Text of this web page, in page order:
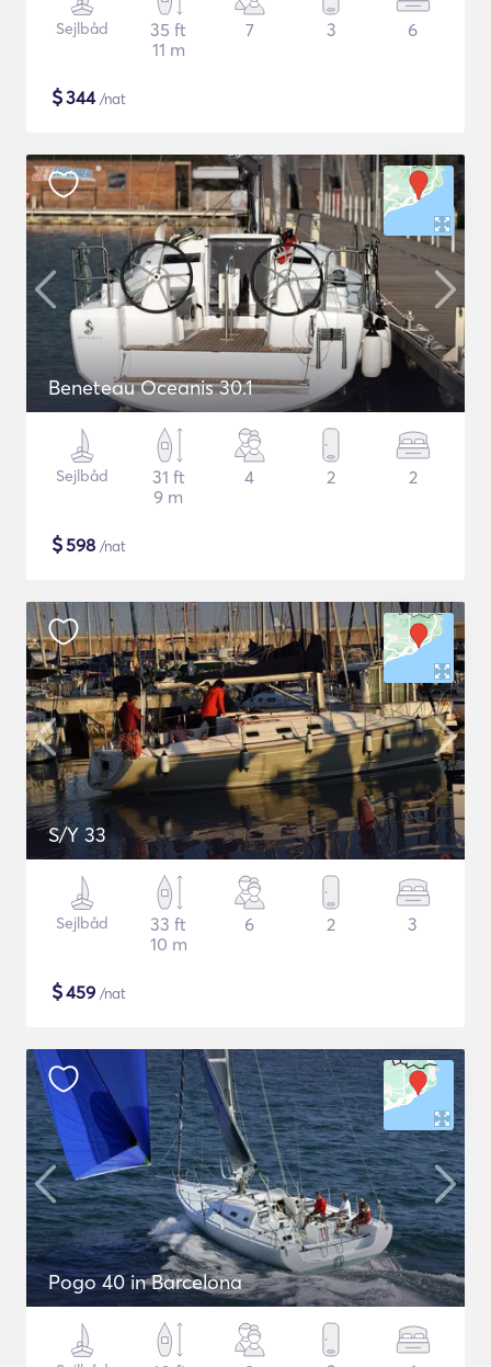
Sejlbåd
35 ft
11 m
7 3 6
$344/nat
Beneteau Oceanis 30.1
Sejlbåd
31 ft
9 m
4 2 2
$598 /nat
S/Y 33
Sejlbåd
33 ft
10 m
6 2 3
$459 /nat
Pogo 40 in Barcelona